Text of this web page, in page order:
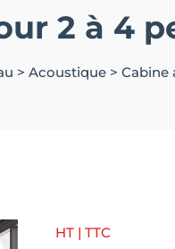
2 à 4
> Acoustique > Cabine
HT | TTC